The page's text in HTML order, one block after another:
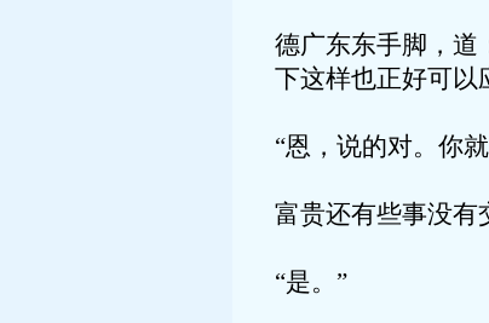
德广东东手脚，道
下这样也正好可以
“恩，说的对。你
富贵还有些事没有
“是。”